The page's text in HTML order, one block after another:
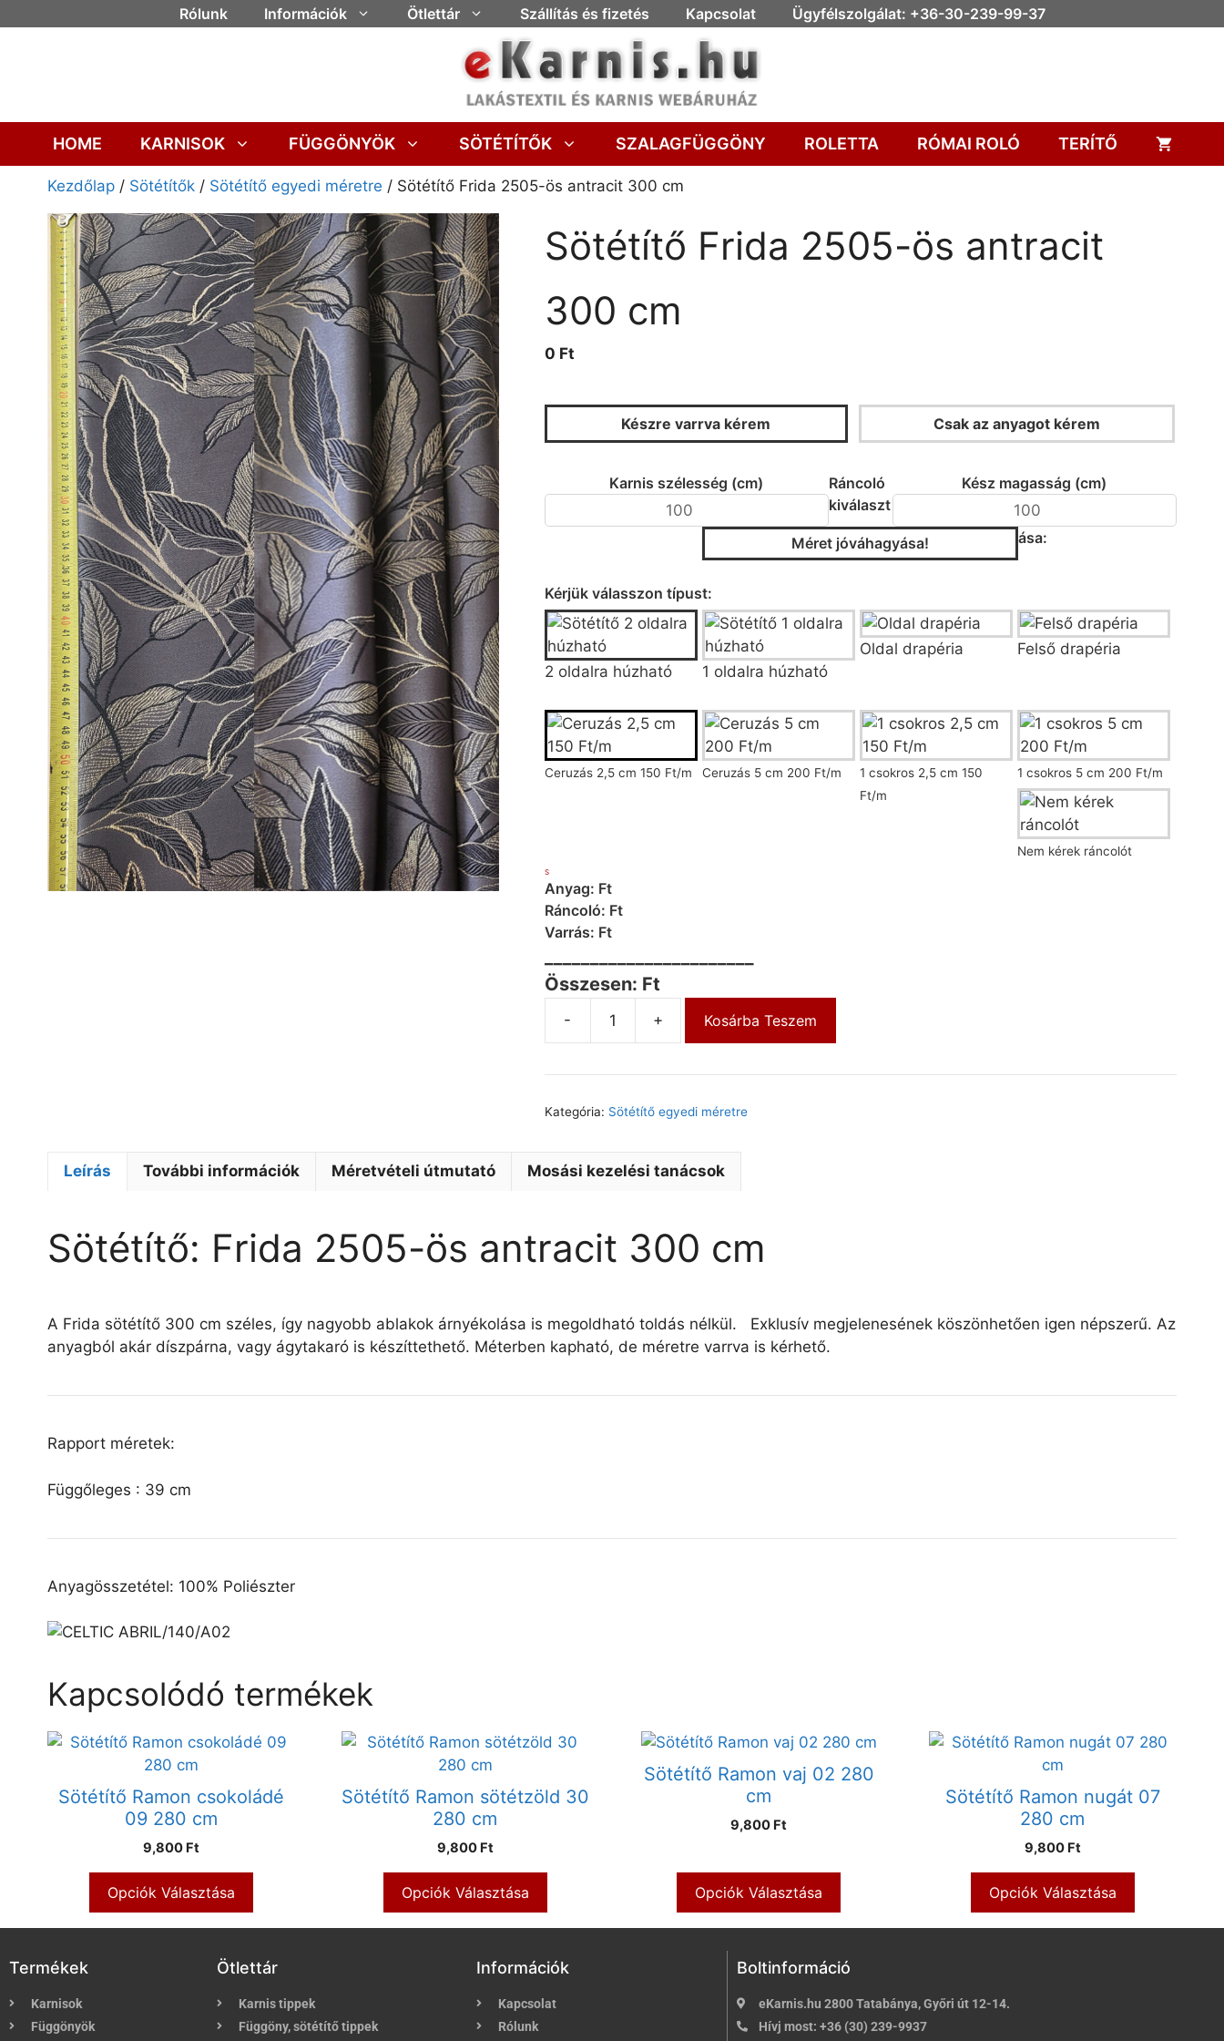
Rólunk Információk Ötlettár Szállítás és fizetés Kapcsolat Ügyfélszolgálat: +36-30-239-99-37
HOME KARNISOK FÜGGÖNYÖK SÖTÉTÍTŐK SZALAGFÜGGÖNY ROLETTA RÓMAI ROLÓ TERÍTŐ
Kezdőlap / Sötétítők / Sötétítő egyedi méretre / Sötétítő Frida 2505-ös antracit 300 cm
Sötétítő Frida 2505-ös antracit
300 cm
0 Ft
Készre varrva kérem Csak az anyagot kérem
Karnis szélesség (cm) Kész magasság (cm)
Méret jóváhagyása!
Kérjük válasszon típust:
2 oldalra húzható 1 oldalra húzható
Oldal drapéria Felső drapéria
Ráncoló
kiválaszt
ása:
Ceruzás 2,5 cm 150 Ft/m Ceruzás 5 cm 200 Ft/m
1 csokros 2,5 cm 150
Ft/m
1 csokros 5 cm 200 Ft/m
Nem kérek ráncolót
S
Anyag: Ft
Ráncoló: Ft
Varrás: Ft
Összesen: Ft
- + Kosárba Teszem
Kategória: Sötétítő egyedi méretre
Leírás További információk Méretvételi útmutató Mosási kezelési tanácsok
Sötétítő: Frida 2505-ös antracit 300 cm
A Frida sötétítő 300 cm széles, így nagyobb ablakok árnyékolása is megoldható toldás nélkül. Exklusív megjelenesének köszönhetően igen népszerű. Az
anyagból akár díszpárna, vagy ágytakaró is készíttethető. Méterben kapható, de méretre varrva is kérhető.
Rapport méretek:
Függőleges : 39 cm
Anyagösszetétel: 100% Poliészter
Kapcsolódó termékek
Sötétítő Ramon csokoládé
09 280 cm
9,800 Ft
Opciók Választása
Sötétítő Ramon sötétzöld 30
280 cm
9,800 Ft
Opciók Választása
Sötétítő Ramon vaj 02 280
cm
9,800 Ft
Opciók Választása
Sötétítő Ramon nugát 07
280 cm
9,800 Ft
Opciók Választása
Termékek
Karnisok
Függönyök
Ötlettár
Karnis tippek
Függöny, sötétítő tippek
Információk
Kapcsolat
Rólunk
Boltinformáció
eKarnis.hu 2800 Tatabánya, Győri út 12-14.
Hívj most: +36 (30) 239-9937